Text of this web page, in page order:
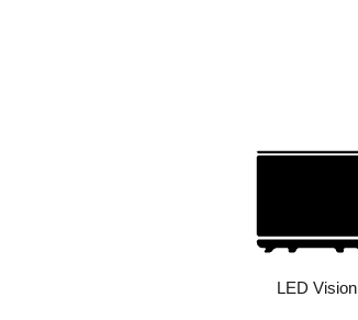
LED Vision